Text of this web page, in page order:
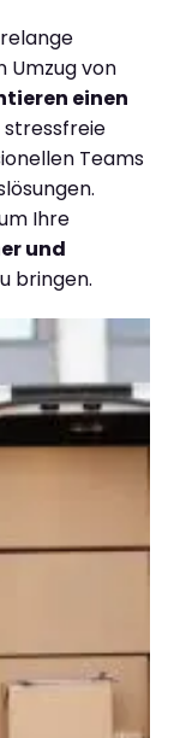
Umzug von
einen
stressfreie
Teams
Ihre
und
bringen.